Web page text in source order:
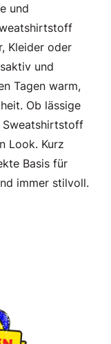
und
Kleider oder
und
Tagen warm,
Ob lässige
Sweatshirtstoff
Look. Kurz
Basis für
immer stilvoll.